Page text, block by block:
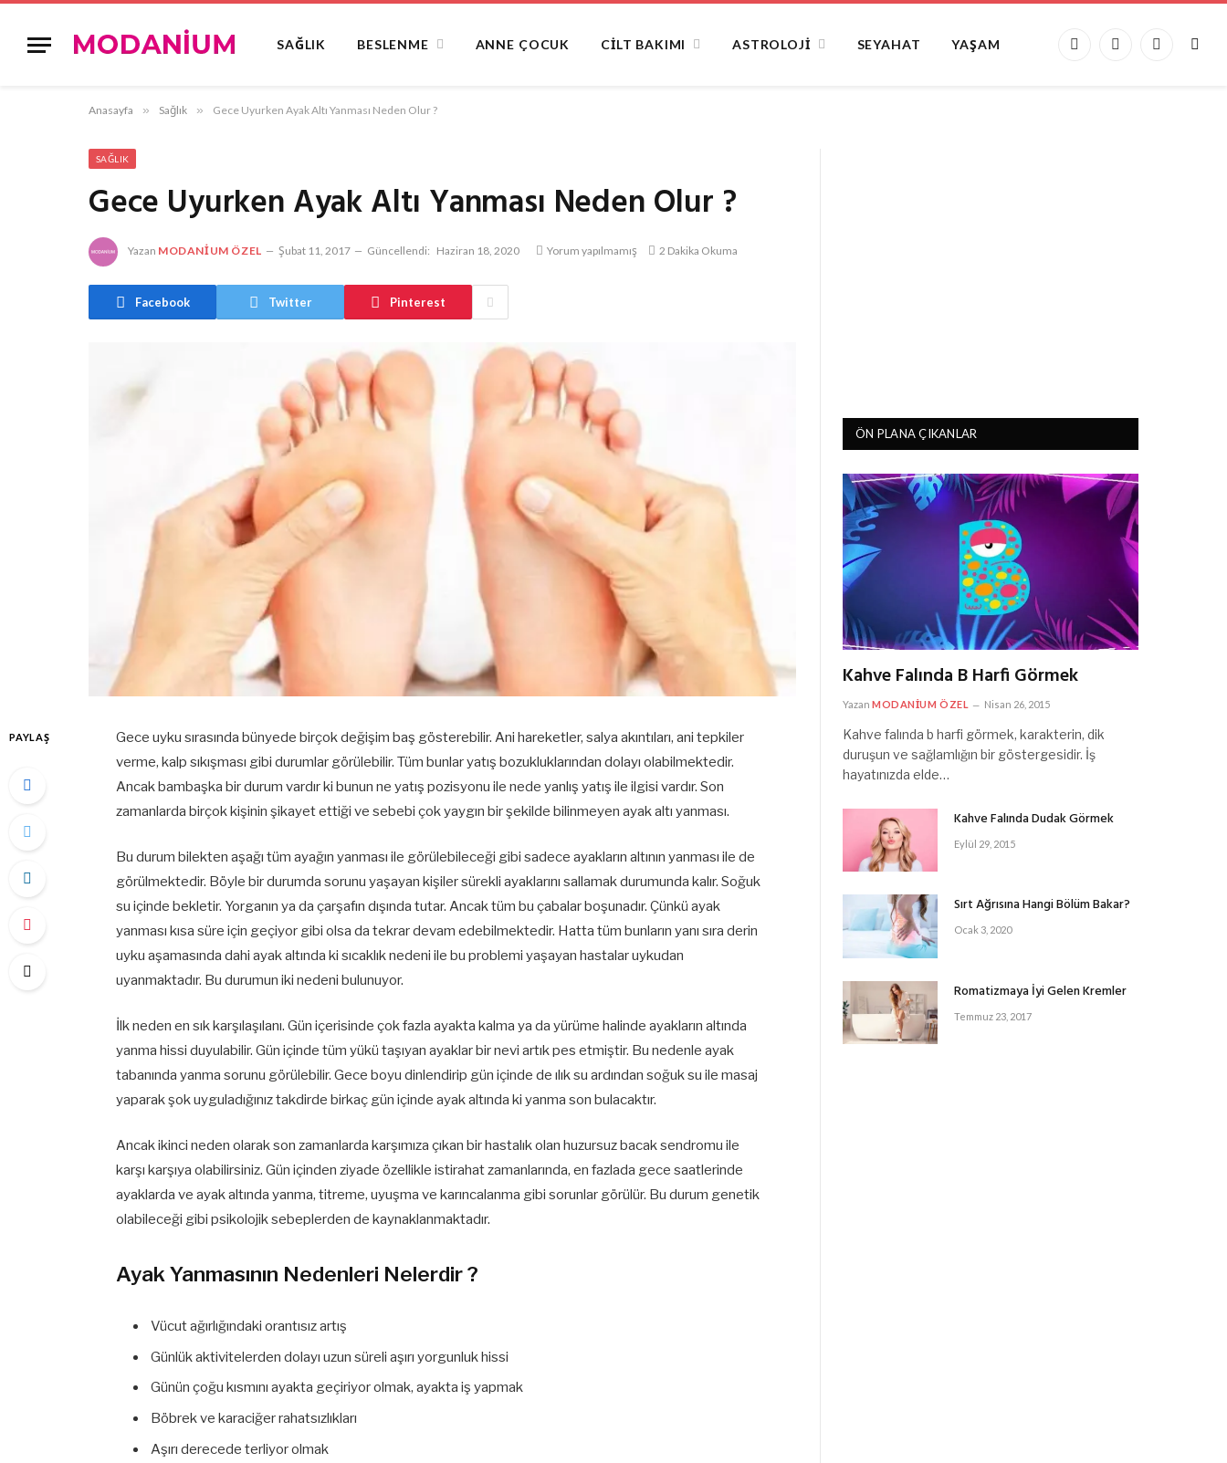
SAĞLIK BESLENME ANNE ÇOCUK CILT BAKIMI ASTROLOJI SEYAHAT YAŞAM
Facebook
X
Instagram
Anasayfa » Sağlık » Gece Uyurken Ayak Altı Yanması Neden Olur ?
SAĞLIK
Gece Uyurken Ayak Altı Yanması Neden Olur ?
Yazan MODANIUM ÖZEL Şubat 11, 2017 Güncellendi: Haziran 18, 2020 Yorum yapılmamış 2 Dakika Okuma
Facebook Twitter Pinterest
PAYLAŞ
Gece uyku sırasında bünyede birçok değişim baş gösterebilir. Ani hareketler, salya akıntıları, ani tepkiler
verme, kalp sıkışması gibi durumlar görülebilir. Tüm bunlar yatış bozukluklarından dolayı olabilmektedir.
Ancak bambaşka bir durum vardır ki bunun ne yatış pozisyonu ile nede yanlış yatış ile ilgisi vardır. Son
zamanlarda birçok kişinin şikayet ettiği ve sebebi çok yaygın bir şekilde bilinmeyen ayak altı yanması.
Bu durum bilekten aşağı tüm ayağın yanması ile görülebileceği gibi sadece ayakların altının yanması ile de
görülmektedir. Böyle bir durumda sorunu yaşayan kişiler sürekli ayaklarını sallamak durumunda kalır. Soğuk
su içinde bekletir. Yorganın ya da çarşafın dışında tutar. Ancak tüm bu çabalar boşunadır. Çünkü ayak
yanması kısa süre için geçiyor gibi olsa da tekrar devam edebilmektedir. Hatta tüm bunların yanı sıra derin
uyku aşamasında dahi ayak altında ki sıcaklık nedeni ile bu problemi yaşayan hastalar uykudan
uyanmaktadır. Bu durumun iki nedeni bulunuyor.
İlk neden en sık karşılaşılanı. Gün içerisinde çok fazla ayakta kalma ya da yürüme halinde ayakların altında
yanma hissi duyulabilir. Gün içinde tüm yükü taşıyan ayaklar bir nevi artık pes etmiştir. Bu nedenle ayak
tabanında yanma sorunu görülebilir. Gece boyu dinlendirip gün içinde de ılık su ardından soğuk su ile masaj
yaparak şok uyguladığınız takdirde birkaç gün içinde ayak altında ki yanma son bulacaktır.
Ancak ikinci neden olarak son zamanlarda karşımıza çıkan bir hastalık olan huzursuz bacak sendromu ile
karşı karşıya olabilirsiniz. Gün içinden ziyade özellikle istirahat zamanlarında, en fazlada gece saatlerinde
ayaklarda ve ayak altında yanma, titreme, uyuşma ve karıncalanma gibi sorunlar görülür. Bu durum genetik
olabileceği gibi psikolojik sebeplerden de kaynaklanmaktadır.
Ayak Yanmasının Nedenleri Nelerdir ?
Vücut ağırlığındaki orantısız artış
Günlük aktivitelerden dolayı uzun süreli aşırı yorgunluk hissi
Günün çoğu kısmını ayakta geçiriyor olmak, ayakta iş yapmak
Böbrek ve karaciğer rahatsızlıkları
Aşırı derecede terliyor olmak
ÖN PLANA ÇIKANLAR
Kahve Falında B Harfi Görmek
Yazan MODANIUM ÖZEL Nisan 26, 2015
Kahve falında b harfi görmek, karakterin, dik
duruşun ve sağlamlığın bir göstergesidir. İş
hayatınızda elde…
Kahve Falında Dudak Görmek
Eylül 29, 2015
Sırt Ağrısına Hangi Bölüm Bakar?
Ocak 3, 2020
Romatizmaya İyi Gelen Kremler
Temmuz 23, 2017